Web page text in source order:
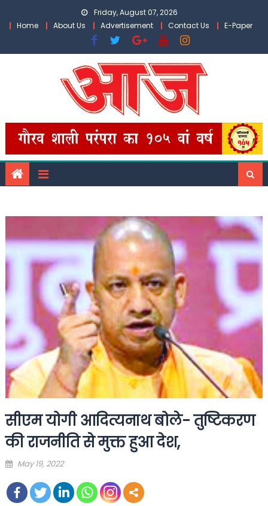
Friday, August 07, 2026
Home
About Us Advertisement Contact Us E-Paper
सीएम योगी आदित्यनाथ बोले- तुष्टिकरण
की राजनीति से मुक्त हुआ देश,
Posted
May 19, 2022